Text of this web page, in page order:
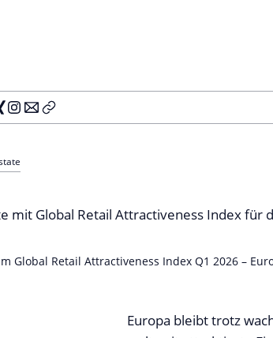
Global Retail Attractiveness Index Q1 2026 –
Europa bleibt trotz